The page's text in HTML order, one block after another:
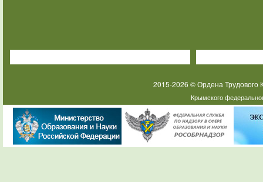
2015-2026 © Ордена
Крымского